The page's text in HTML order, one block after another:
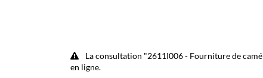
La consultation "2611I006 - Fourniture de
en ligne.